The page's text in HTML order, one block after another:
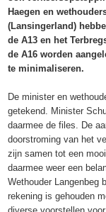
Haegen en
(Lansingerland)
de A13 en het
de A16 worden
te minimaliseren.
De minister en
getekend. Minister
daarmee de files. De
doorstroming van het
zijn samen tot een
daarmee weer een
Wethouder Langenbeg
rekening is gehouden